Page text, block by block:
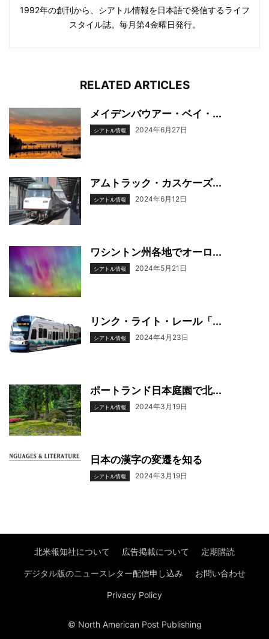
1992年の創刊から、シアトル情報を日本語で発信するライフ
スタイル誌。毎月第4金曜日発行。
RELATED ARTICLES
メイデンバウアー・ベイ・...
シアトル情報 2024年6月27日
アムトラック・カスケーズ...
シアトル情報 2024年6月12日
ワシントン州各地でオーロ...
シアトル情報 2024年5月21日
リンク・ライト・レール「...
シアトル情報 2024年4月23日
ポートランド日本庭園で北...
シアトル情報 2024年3月19日
日本の漢字の変遷を知る
シアトル情報 2024年3月19日
北米報知社について 広告掲載について 定期購読
デジタル版のニュースレター配信申し込み お問い合わせ
Privacy Policy
© North American Post Publishing